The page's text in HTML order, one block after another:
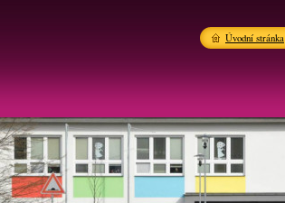
Úvodní stránka